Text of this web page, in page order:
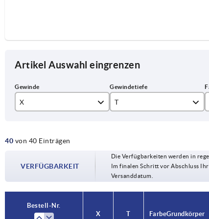
Artikel Auswahl eingrenzen
X
M10
T
27
33
40 von 40 Einträgen
VERFÜGBARKEIT
Die Verfügbarkeiten werden in
Im finalen Schritt vor Abschluss
Versanddatum.
Bestell-Nr.
X
T Farbe Grundkörper
Bestell-Nr.
X
T Farbe Grundkörper